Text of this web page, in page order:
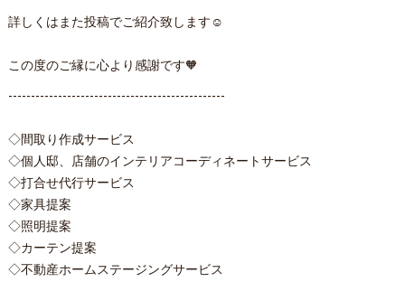
詳しくはまた投稿でご紹介致します☺️
この度のご縁に心より感謝です🧡
------------------------------------------------
◇間取り作成サービス
◇個人邸、店舗のインテリアコーディネートサービス
◇打合せ代行サービス
◇家具提案
◇照明提案
◇カーテン提案
◇不動産ホームステージングサービス